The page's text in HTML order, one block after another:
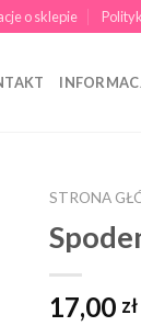
o sklepie
STRONA
17,00 zł